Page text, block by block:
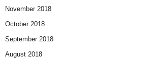
November 2018
October 2018
September 2018
August 2018